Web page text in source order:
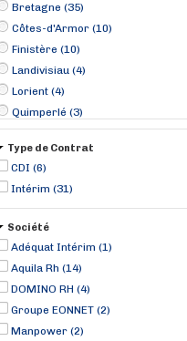
Bretagne (35)
Côtes-d'Armor (10)
Finistère (10)
Landivisiau (4)
Lorient (4)
Quimperlé (3)
Dinan (2)
Normandie (1)
Auray (1)
Beignon (1)
Type de Contrat
CDI (6)
Intérim (31)
Société
Adéquat Intérim (1)
Aquila Rh (14)
DOMINO RH (4)
Groupe EONNET (2)
Manpower (2)